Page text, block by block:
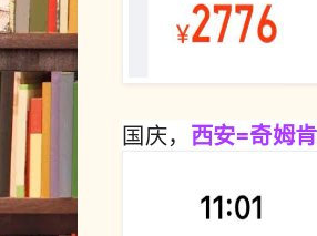
国庆， 西安=奇姆